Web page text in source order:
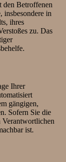
den Betroffenen
insbesondere in
ihres
zu. Das
Ihrer
gängigen,
Sofern Sie die
Verantwortlichen
ist.